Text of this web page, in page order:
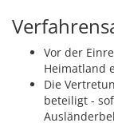
Vor der
Heimatland
Die
beteiligt -